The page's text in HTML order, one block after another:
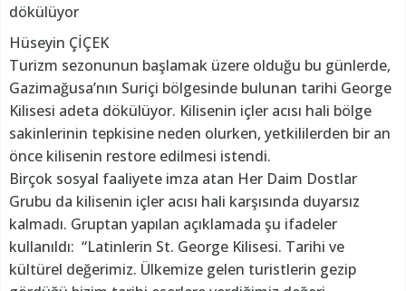
dökülüyor
Hüseyin ÇİÇEK
Turizm sezonunun başlamak üzere olduğu bu günlerde,
Gazimağusa’nın Suriçi bölgesinde bulunan tarihi George
Kilisesi adeta dökülüyor. Kilisenin içler acısı hali bölge
sakinlerinin tepkisine neden olurken, yetkililerden bir an
önce kilisenin restore edilmesi istendi.
Birçok sosyal faaliyete imza atan Her Daim Dostlar
Grubu da kilisenin içler acısı hali karşısında duyarsız
kalmadı. Gruptan yapılan açıklamada şu ifadeler
kullanıldı: “Latinlerin St. George Kilisesi. Tarihi ve
kültürel değerimiz. Ülkemize gelen turistlerin gezip